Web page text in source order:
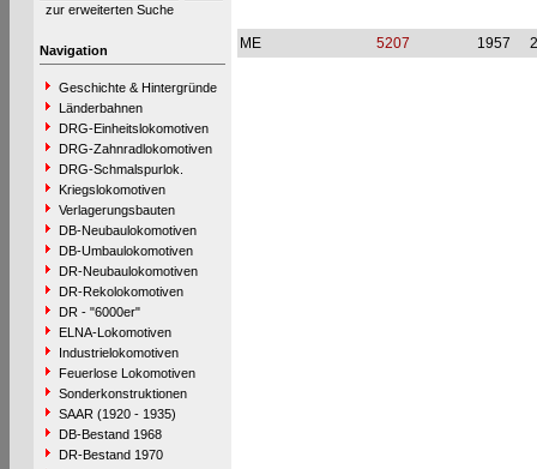
zur erweiterten Suche
Navigation
Geschichte & Hintergründe
Länderbahnen
DRG-Einheitslokomotiven
DRG-Zahnradlokomotiven
DRG-Schmalspurlok.
Kriegslokomotiven
Verlagerungsbauten
DB-Neubaulokomotiven
DB-Umbaulokomotiven
DR-Neubaulokomotiven
DR-Rekolokomotiven
DR - "6000er"
ELNA-Lokomotiven
Industrielokomotiven
Feuerlose Lokomotiven
Sonderkonstruktionen
SAAR (1920 - 1935)
DB-Bestand 1968
DR-Bestand 1970
ME 5207 1957